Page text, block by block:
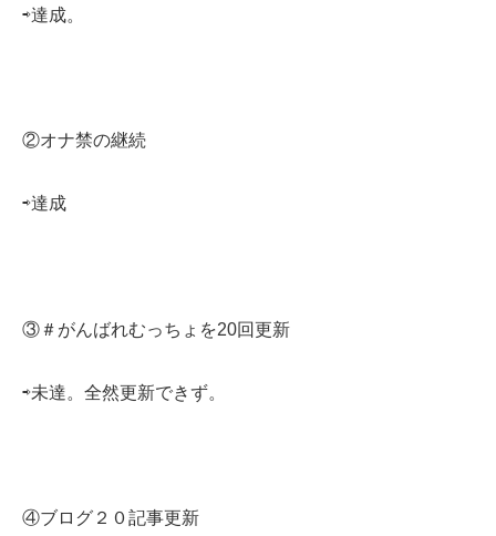
⇨達成。
②オナ禁の継続
⇨達成
③＃がんばれむっちょを20回更新
⇨未達。全然更新できず。
④ブログ２０記事更新